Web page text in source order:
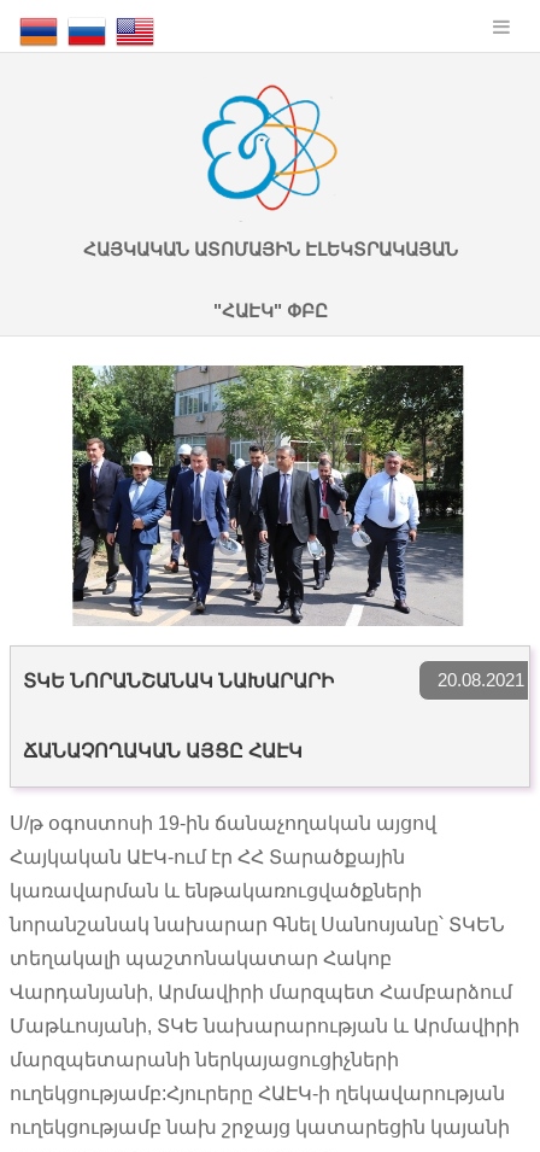
ՀԱՅԿԱԿԱՆ ԱՏՈՄԱՅԻՆ ԷԼԵԿՏՐԱԿԱՅԱՆ
"ՀԱԷԿ" ՓԲԸ
20.08.2021
ՏԿԵ ՆՈՐԱՆՇԱՆԱԿ ՆԱԽԱՐԱՐԻ
ՃԱՆԱՉՈՂԱԿԱՆ ԱՅՑԸ ՀԱԷԿ
Ս/թ օգոստոսի 19-ին ճանաչողական այցով
Հայկական ԱԷԿ-ում էր ՀՀ Տարածքային
կառավարման և ենթակառուցվածքների
նորանշանակ նախարար Գնել Սանոսյանը՝ ՏԿԵՆ
տեղակալի պաշտոնակատար Հակոբ
Վարդանյանի, Արմավիրի մարզպետ Համբարձում
Մաթևոսյանի, ՏԿԵ նախարարության և Արմավիրի
մարզպետարանի ներկայացուցիչների
ուղեկցությամբ:Հյուրերը ՀԱԷԿ-ի ղեկավարության
ուղեկցությամբ նախ շրջայց կատարեցին կայանի